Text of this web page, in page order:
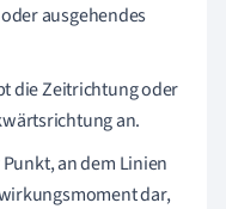
ausgehendes
die Zeitrichtung oder
an.
an dem Linien
dar,